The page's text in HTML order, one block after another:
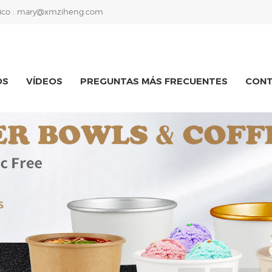
: mary@xmziheng.com
VÍDEOS PREGUNTAS MÁS FRECUENTES